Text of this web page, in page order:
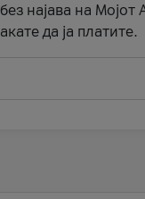
најава на Мојот
да ја платите.